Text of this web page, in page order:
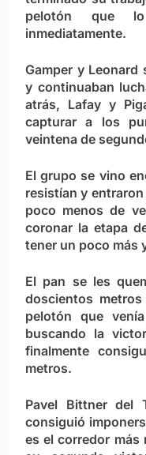
pelotón que
inmediatamente.
Gamper y Leonard
y continuaban
atrás, Lafay y
capturar a los
veintena de
El grupo se vino
resistían y
poco menos de
coronar la etapa
tener un poco más
El pan se les
doscientos
pelotón que
buscando la
finalmente
metros.
Pavel Bittner del
consiguió
es el corredor más